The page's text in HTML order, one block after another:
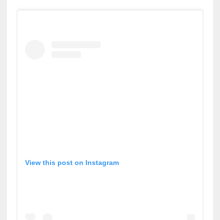
View this post on Instagram